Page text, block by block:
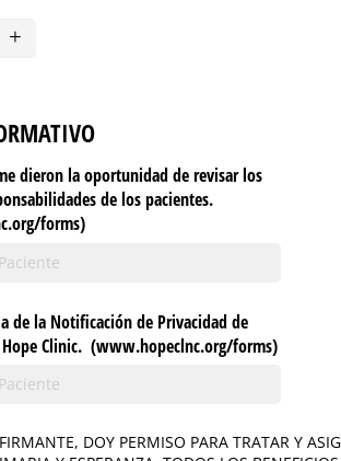
dieron la oportunidad de revisar los
de los pacientes.
​forms)
de la Notificación de Privacidad de
Hope Clinic. (www.hopeclnc.org/​forms)
DOY PERMISO PARA TRATAR Y